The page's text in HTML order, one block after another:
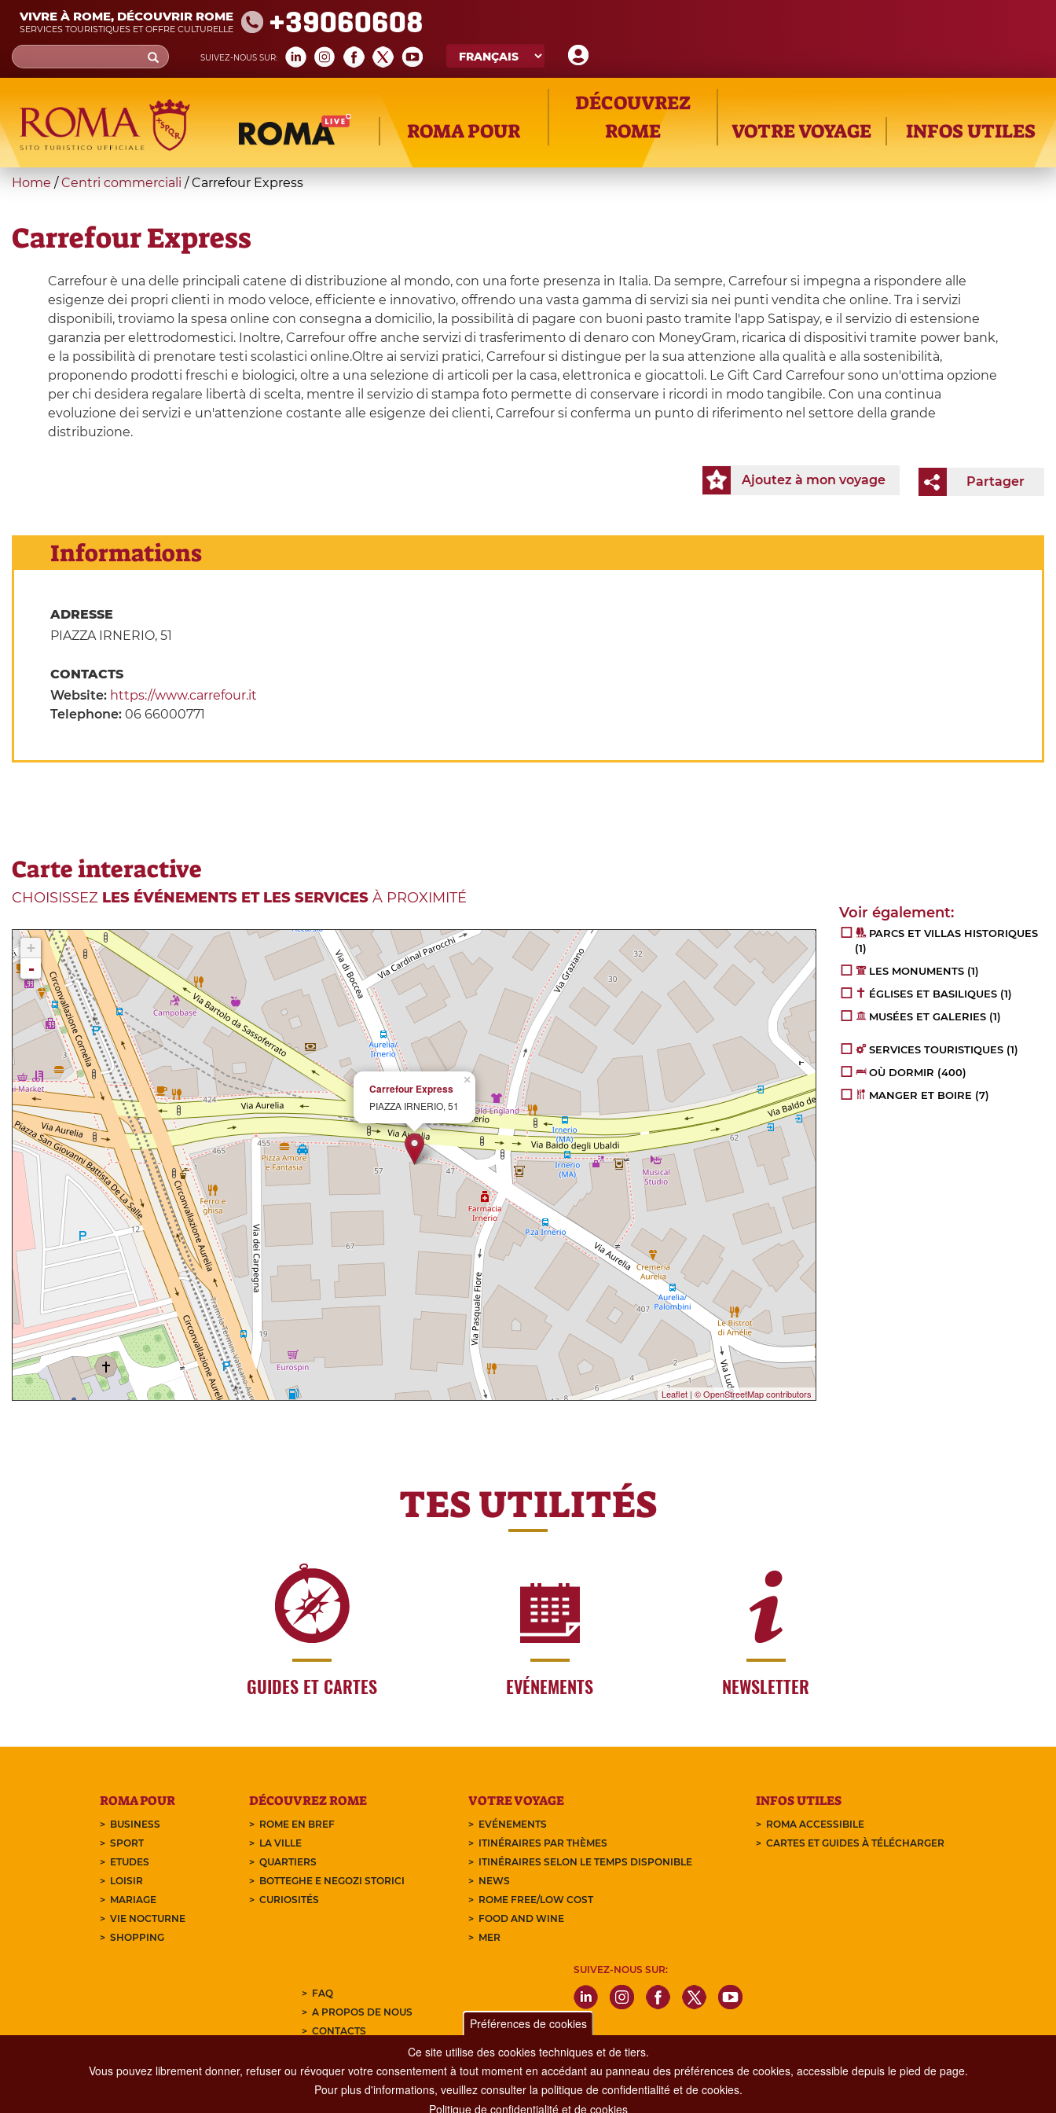
Skip
main
content
VIVRE À ROME, DÉCOUVRIR ROME
SERVICES TOURISTIQUES ET OFFRE CULTURELLE +39060608
SUIVEZ-NOUS SUR:
Search
form
Recherche
ROMA POUR
DÉCOUVREZ
ROME
VOTRE VOYAGE INFOS UTILES
You
here
Home / Centri commerciali /Carrefour Express
Carrefour Express
Carrefour è una delle principali catene di distribuzione al mondo, con una forte presenza in Italia. Da sempre, Carrefour si impegna a rispondere alle
esigenze dei propri clienti in modo veloce, efficiente e innovativo, offrendo una vasta gamma di servizi sia nei punti vendita che online. Tra i servizi
disponibili, troviamo la spesa online con consegna a domicilio, la possibilità di pagare con buoni pasto tramite l'app Satispay, e il servizio di estensione
garanzia per elettrodomestici. Inoltre, Carrefour offre anche servizi di trasferimento di denaro con MoneyGram, ricarica di dispositivi tramite power bank,
e la possibilità di prenotare testi scolastici online.Oltre ai servizi pratici, Carrefour si distingue per la sua attenzione alla qualità e alla sostenibilità,
proponendo prodotti freschi e biologici, oltre a una selezione di articoli per la casa, elettronica e giocattoli. Le Gift Card Carrefour sono un'ottima opzione
per chi desidera regalare libertà di scelta, mentre il servizio di stampa foto permette di conservare i ricordi in modo tangibile. Con una continua
evoluzione dei servizi e un'attenzione costante alle esigenze dei clienti, Carrefour si conferma un punto di riferimento nel settore della grande
distribuzione.
Partager
Ajoutez à mon voyage
Informations
ADRESSE
PIAZZA IRNERIO, 51
CONTACTS
Website: https://www.carrefour.it
Telephone: 06 66000771
Carte interactive
CHOISISSEZ LES ÉVÉNEMENTS ET LES SERVICES À PROXIMITÉ
×
Carrefour Express
PIAZZA IRNERIO, 51
+
-
Leaflet | © OpenStreetMap contributors
PARCS ET VILLAS HISTORIQUES
(1)
LES MONUMENTS (1)
ÉGLISES ET BASILIQUES (1)
MUSÉES ET GALERIES (1)
SERVICES TOURISTIQUES (1)
OÙ DORMIR (400)
MANGER ET BOIRE (7)
TES UTILITÉS
GUIDES ET CARTES EVÉNEMENTS NEWSLETTER
ROMA POUR
BUSINESS
SPORT
ETUDES
LOISIR
MARIAGE
VIE NOCTURNE
SHOPPING
DÉCOUVREZ ROME
ROME EN BREF
LA VILLE
QUARTIERS
BOTTEGHE E NEGOZI STORICI
CURIOSITÉS
VOTRE VOYAGE
EVÉNEMENTS
ITINÉRAIRES PAR THÈMES
ITINÉRAIRES SELON LE TEMPS DISPONIBLE
NEWS
ROME FREE/LOW COST
FOOD AND WINE
MER
INFOS UTILES
ROMA ACCESSIBILE
CARTES ET GUIDES À TÉLÉCHARGER
FAQ
A PROPOS DE NOUS
CONTACTS
ABONNEZ-VOUS À NOTRE NEWSLETTER
SUIVEZ-NOUS SUR:
Préférences de cookies
Ce site utilise des cookies techniques et de tiers.
Vous pouvez librement donner, refuser ou révoquer votre consentement à tout moment en accédant au panneau des préférences de cookies, accessible depuis le pied de page.
Pour plus d'informations, veuillez consulter la politique de confidentialité et de cookies.
Politique de confidentialité et de cookies